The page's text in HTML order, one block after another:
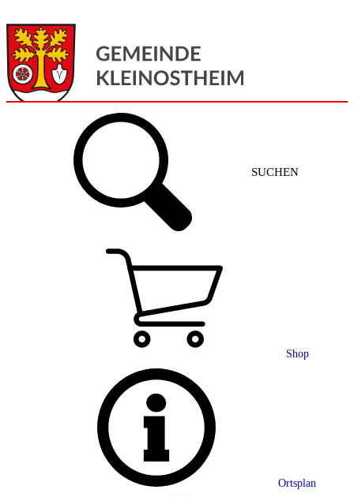
SUCHEN
Shop
Ortsplan
Gemeinde + Service
Grußwort
Ortsplan
Partnerschaft